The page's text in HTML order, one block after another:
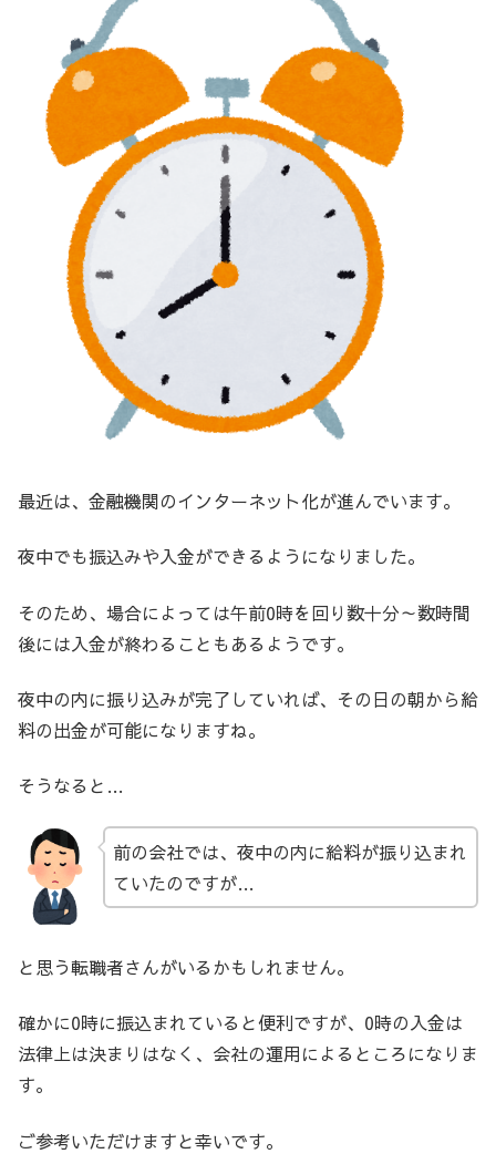
最近は、金融機関のインターネット化が進んでいます。
夜中でも振込みや入金ができるようになりました。
そのため、場合によっては午前0時を回り数十分～数時間
後には入金が終わることもあるようです。
夜中の内に振り込みが完了していれば、その日の朝から給
料の出金が可能になりますね。
そうなると…
前の会社では、夜中の内に給料が振り込まれ
ていたのですが…
と思う転職者さんがいるかもしれません。
確かに0時に振込まれていると便利ですが、0時の入金は
法律上は決まりはなく、会社の運用によるところになりま
す。
ご参考いただけますと幸いです。